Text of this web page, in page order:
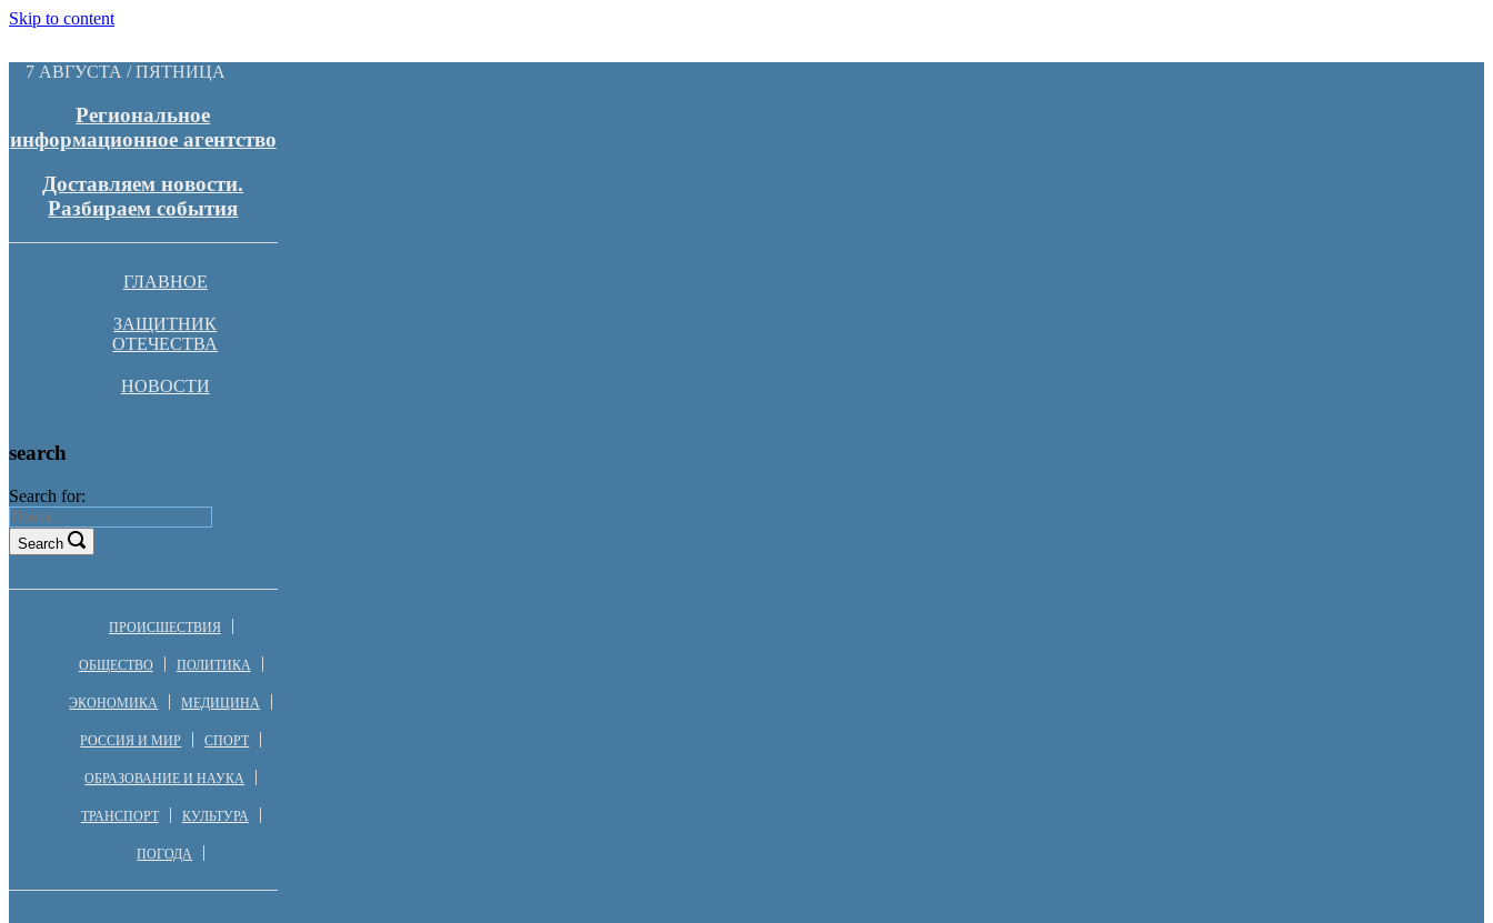
Skip to content
7 АВГУСТА / ПЯТНИЦА
Региональное
информационное агентство
Доставляем новости.
Разбираем события
ГЛАВНОЕ
ЗАЩИТНИК
ОТЕЧЕСТВА
НОВОСТИ
search
Search for:
Search
ПРОИСШЕСТВИЯ
ОБЩЕСТВО ПОЛИТИКА
ЭКОНОМИКА МЕДИЦИНА
РОССИЯ И МИР СПОРТ
ОБРАЗОВАНИЕ И НАУКА
ТРАНСПОРТ КУЛЬТУРА
ПОГОДА